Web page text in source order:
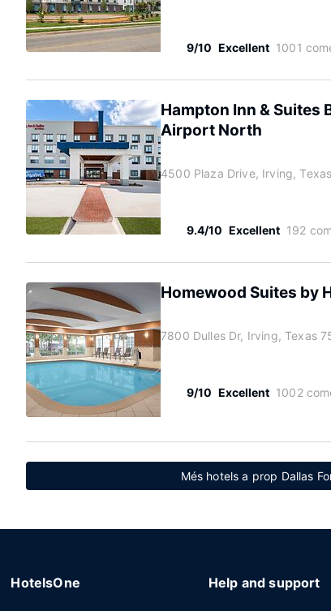
9/10 Excellent 1001
Hampton Inn & Suites
Airport North
4500 Plaza Drive, Irving,
9.4/10 Excellent 192
Homewood Suites by
7800 Dulles Dr, Irving, Texas
9/10 Excellent 1002
Més hotels a prop Dallas
HotelsOne Help and support